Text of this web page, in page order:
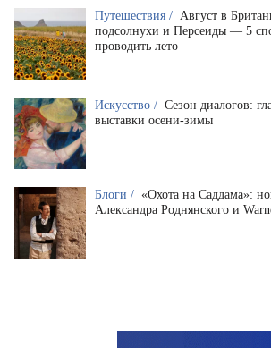
Путешествия / Август в
подсолнухи и Персеиды — 5
проводить лето
Искусство / Сезон диалогов:
выставки осени-зимы
Блоги / «Охота на Саддама»:
Александра Роднянского и